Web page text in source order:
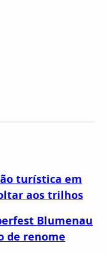
turística em
aos trilhos
Blumenau
de renome